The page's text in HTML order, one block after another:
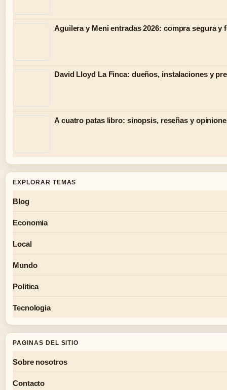
Aguilera y Meni entradas 2026: compra segura y
David Lloyd La Finca: dueños, instalaciones y
A cuatro patas libro: sinopsis, reseñas y
EXPLORAR TEMAS
Blog
Economia
Local
Mundo
Politica
Tecnologia
PAGINAS DEL SITIO
Sobre nosotros
Contacto